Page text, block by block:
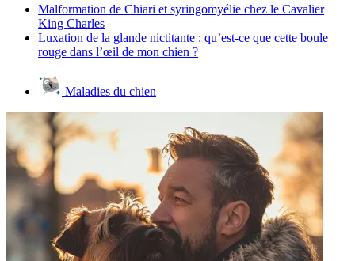
Malformation de Chiari et syringomyélie chez le Cavalier
King Charles
Luxation de la glande nictitante : qu’est-ce que cette boule
rouge dans l’œil de mon chien ?
Maladies du chien